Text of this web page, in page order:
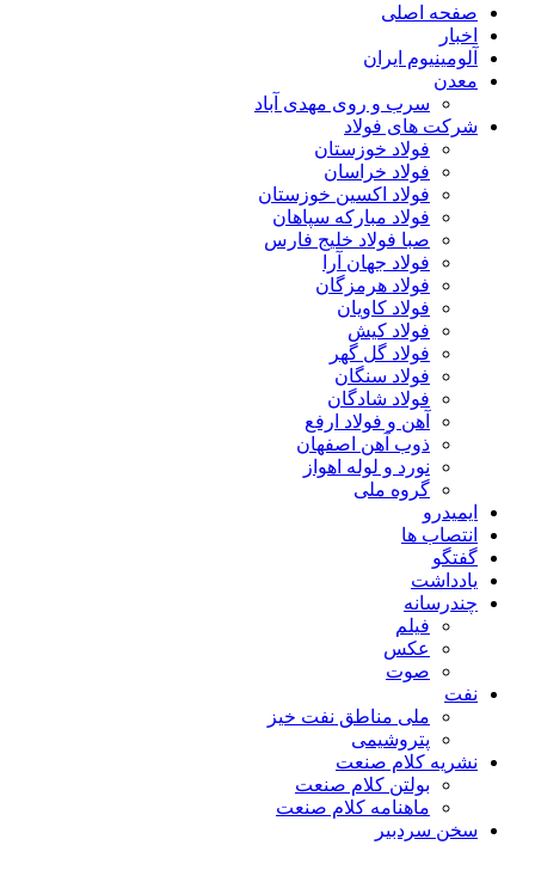
صفحه اصلی
اخبار
آلومینیوم ایران
معدن
سرب و روی مهدی آباد
شرکت های فولاد
فولاد خوزستان
فولاد خراسان
فولاد اکسین خوزستان
فولاد مبارکه سپاهان
صبا فولاد خلیج فارس
فولاد جهان آرا
فولاد هرمزگان
فولاد کاویان
فولاد کیش
فولاد گل گهر
فولاد سنگان
فولاد شادگان
آهن و فولاد ارفع
ذوب آهن اصفهان
نورد و لوله اهواز
گروه ملی
ایمیدرو
انتصاب ها
گفتگو
یادداشت
چندرسانه
فیلم
عکس
صوت
نفت
ملی مناطق نفت خیز
پتروشیمی
نشریه کلام صنعت
بولتن کلام صنعت
ماهنامه کلام صنعت
سخن سردبیر